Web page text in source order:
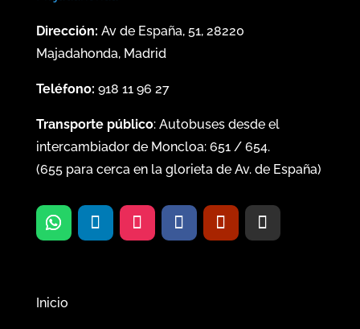
Dirección: Av de España, 51, 28220
Majadahonda, Madrid
Teléfono: 918 11 96 27
Transporte público: Autobuses desde el
intercambiador de Moncloa: 651/ 654.
(655para cerca en la glorieta de Av. de España)
Inicio